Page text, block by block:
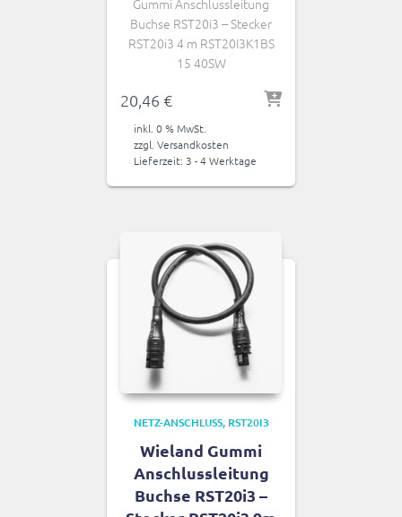
Buchse RST20i3 – Stecker
RST20i3 4 m RST20I3K1BS
15 40SW
20,46 €
inkl. 0 % MwSt.
zzgl. Versandkosten
Lieferzeit: 3 - 4 Werktage
NETZ-ANSCHLUSS RST20I3
Wieland Gummi
Anschlussleitung
Buchse RST20i3 –